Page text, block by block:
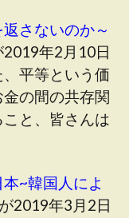
さないのか～
2019年2月10日
平等という価
の間の共存関
と、皆さんは
~韓国人によ
が2019年3月2日